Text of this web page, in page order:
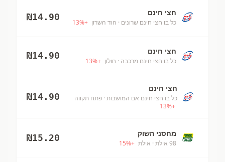
חצי חינם
כל בו חצי חינם שרונים · הוד השרון +
13%
₪14.90
חצי חינם
כל בו חצי חינם מרכבה · חולון +
13%
₪14.90
חצי חינם
כל בו חצי חינם אם המושבות · פתח תקווה
+
13%
₪14.90
מחסני השוק
98 אילת · אילת +
15%
₪15.20